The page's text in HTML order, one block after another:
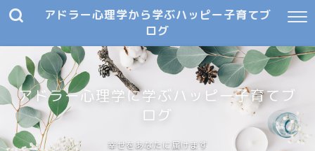
アドラー心理学から学ぶハッピー子育てブ
ログ
アドラー心理学に学ぶハッピー子育てブ
ログ
幸せをあなたに届けます